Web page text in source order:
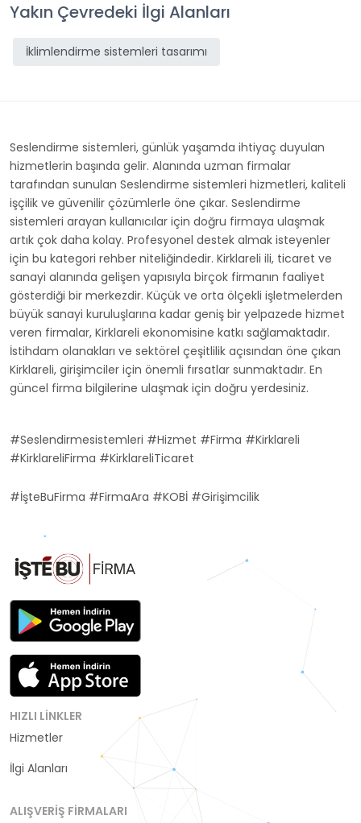
Yakın Çevredeki İlgi Alanları
İklimlendirme sistemleri tasarımı
Seslendirme sistemleri, günlük yaşamda ihtiyaç duyulan
hizmetlerin başında gelir. Alanında uzman firmalar
tarafından sunulan Seslendirme sistemleri hizmetleri, kaliteli
işçilik ve güvenilir çözümlerle öne çıkar. Seslendirme
sistemleri arayan kullanıcılar için doğru firmaya ulaşmak
artık çok daha kolay. Profesyonel destek almak isteyenler
için bu kategori rehber niteliğindedir. Kirklareli ili, ticaret ve
sanayi alanında gelişen yapısıyla birçok firmanın faaliyet
gösterdiği bir merkezdir. Küçük ve orta ölçekli işletmelerden
büyük sanayi kuruluşlarına kadar geniş bir yelpazede hizmet
veren firmalar, Kirklareli ekonomisine katkı sağlamaktadır.
İstihdam olanakları ve sektörel çeşitlilik açısından öne çıkan
Kirklareli, girişimciler için önemli fırsatlar sunmaktadır. En
güncel firma bilgilerine ulaşmak için doğru yerdesiniz.
#Seslendirmesistemleri #Hizmet #Firma #Kirklareli
#KirklareliFirma #KirklareliTicaret
#İşteBuFirma #FirmaAra #KOBİ #Girişimcilik
HIZLI LINKLER
Hizmetler
İlgi Alanları
ALIŞVERIŞ FIRMALARI